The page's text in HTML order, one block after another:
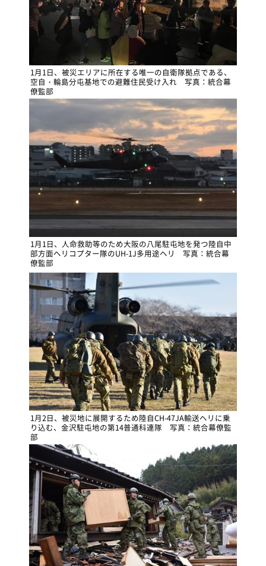
1月1日、被災エリアに所在する唯一の自衛隊拠点である、
空自・輪島分屯基地での避難住民受け入れ 写真：統合幕
僚監部
1月1日、人命救助等のため大阪の八尾駐屯地を発つ陸自中
部方面ヘリコプター隊のUH-1J多用途ヘリ 写真：統合幕
僚監部
1月2日、被災地に展開するため陸自CH-47JA輸送ヘリに乗
り込む、金沢駐屯地の第14普通科連隊 写真：統合幕僚監
部